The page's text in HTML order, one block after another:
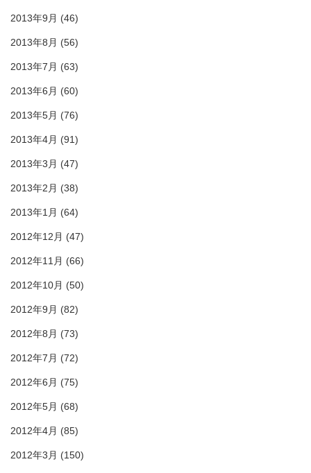
2013年9月 (46)
2013年8月 (56)
2013年7月 (63)
2013年6月 (60)
2013年5月 (76)
2013年4月 (91)
2013年3月 (47)
2013年2月 (38)
2013年1月 (64)
2012年12月 (47)
2012年11月 (66)
2012年10月 (50)
2012年9月 (82)
2012年8月 (73)
2012年7月 (72)
2012年6月 (75)
2012年5月 (68)
2012年4月 (85)
2012年3月 (150)